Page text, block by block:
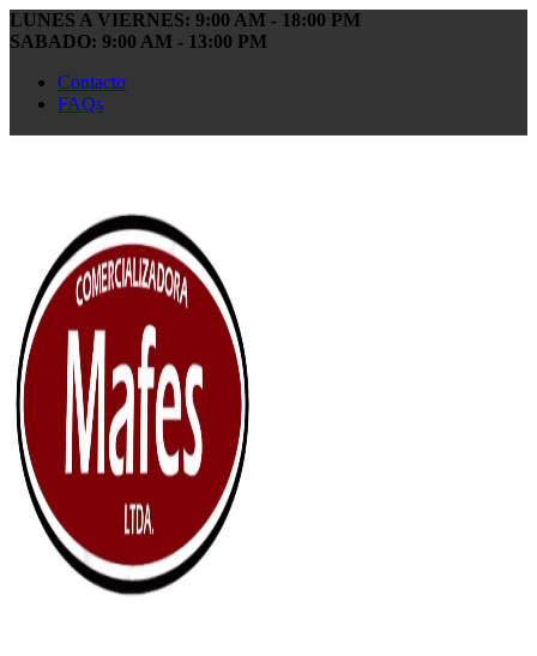
LUNES A VIERNES: 9:00 AM - 18:00 PM
SABADO: 9:00 AM - 13:00 PM
Contacto
FAQs